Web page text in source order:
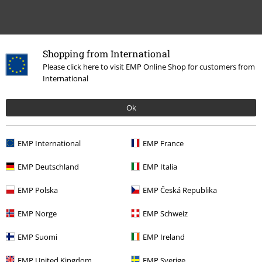
Shopping from International
Please click here to visit EMP Online Shop for customers from
International
Ok
EMP International EMP France
EMP Deutschland EMP Italia
EMP Polska EMP Česká Republika
EMP Norge EMP Schweiz
EMP Suomi EMP Ireland
Więcej kategorii. Więcej możliwości.
Naszywki
Newsletter
Zapisz się teraz i zyskaj Voucher 15%Zobacz